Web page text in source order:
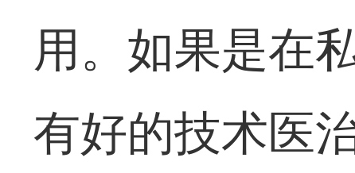
用。如果是在
有好的技术医